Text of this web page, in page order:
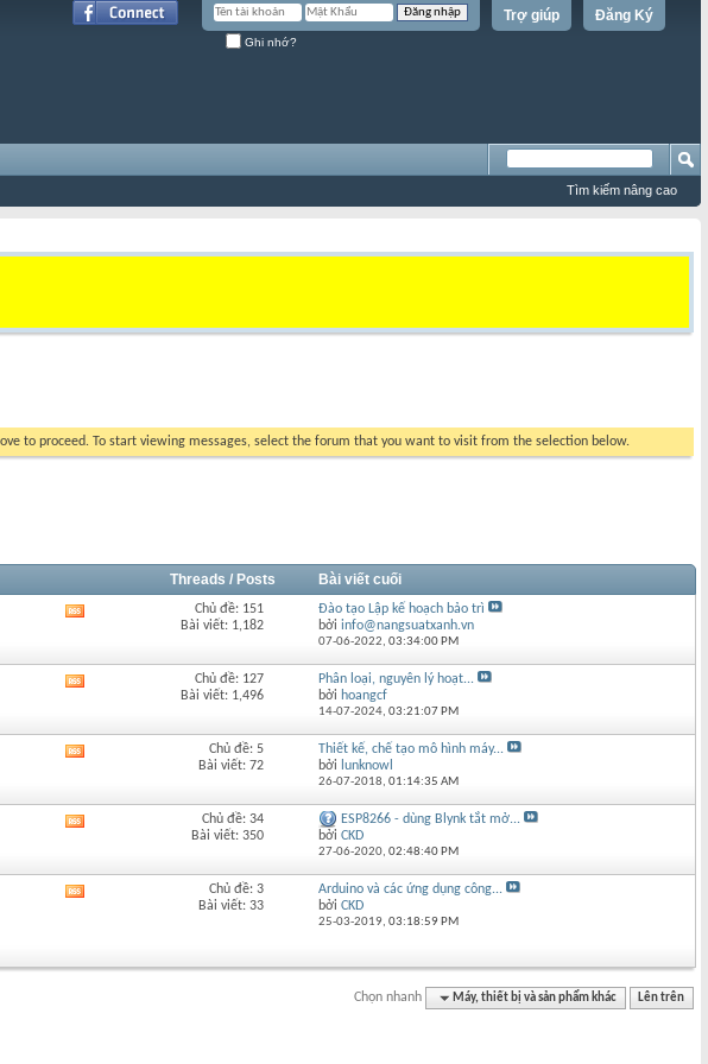
Đăng Ký
Trợ giúp
Ghi nhớ?
Tìm kiếm nâng cao
to proceed. To start viewing messages, select the forum that you want to visit from the selection below.
Threads / Posts Bài viết cuối
diễn
Chủ đề: 151
Bài viết: 1,182
Đào tạo Lập kế hoạch bảo trì
bởiinfo@nangsuatxanh.vn
07-06-2022,03:34:00 PM
diễn
Chủ đề: 127
Bài viết: 1,496
Phân loại, nguyên lý hoạt...
bởi hoangcf
14-07-2024,03:21:07 PM
diễn
Chủ đề: 5
Bài viết: 72
Thiết kế, chế tạo mô hình máy...
bởi lunknowl
26-07-2018,01:14:35 AM
diễn
Chủ đề: 34
Bài viết: 350
ESP8266 - dùng Blynk tắt mở...
bởiCKD
27-06-2020,02:48:40 PM
đàn
Chủ đề: 3
Bài viết: 33
Arduino và các ứng dụng công...
bởiCKD
25-03-2019,03:18:59 PM
Chọn nhanh Máy, thiết bị và sản phẩm khác Lên trên